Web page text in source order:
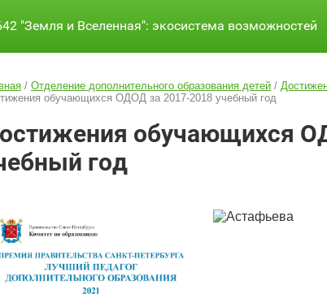
"Земля и Вселенная": экосистема возможностей
/ Отделение дополнительного образования детей /
обучающихся ОДОД за 2017-2018 учебный год
обучающихся
год